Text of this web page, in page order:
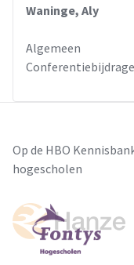
Waninge, Aly
Algemeen
Conferentiebijdrage
Op de HBO
hogescholen